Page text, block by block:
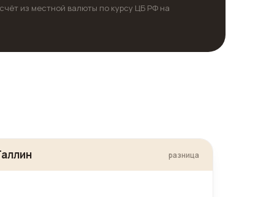
из местной валюты по курсу ЦБ РФ на
разница